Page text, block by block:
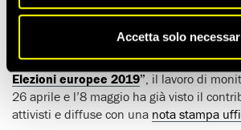
Accetta solo
(63%).
Sono alcune delle tendenze suggerite dai
(17.500 contenuti) valutati del nostro“
Elezioni europee 2019” , il lavoro di
26 aprile e l’8 maggio ha già visto il
attivisti e diffuse con una nota stampa